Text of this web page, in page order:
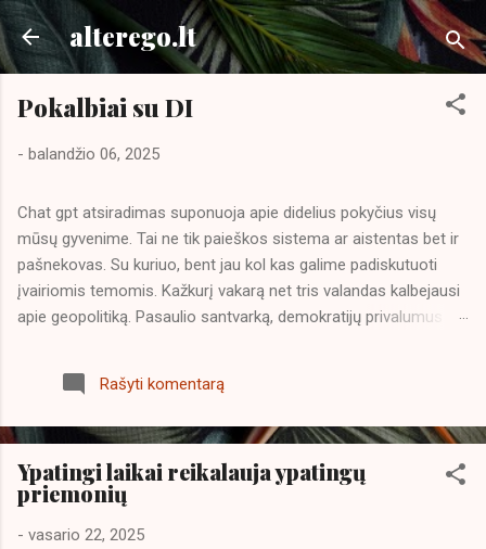
Praleisti ir pereiti prie pagrindinio turinio
alterego.lt
Pokalbiai su DI
- balandžio 06, 2025
Chat gpt atsiradimas suponuoja apie didelius pokyčius visų
mūsų gyvenime. Tai ne tik paieškos sistema ar aistentas bet ir
pašnekovas. Su kuriuo, bent jau kol kas galime padiskutuoti
įvairiomis temomis. Kažkurį vakarą net tris valandas kalbejausi
apie geopolitiką. Pasaulio santvarką, demokratijų privalumus ir
mano išsakytoms mintims, bet vystė diskusiją. Viena temų
kvestionavimas kodėl pasaulio lyderystės perdavimas Kinijai
technologijose ir jų sistema yra efektyvesnė. Diskutavome apie
žmogaus laisves ir demokratiją, kodėl yra blogai jei cenzūra yra
aiškiai apibrėžta nei apsimtimas kad jos nėra. Kokie socialinių
kreditų sistemos privalumai. Kokioj aplinkoje objektyviai geriau
Rašyti komentarą
Ypatingi laikai reikalauja ypatingų
priemonių
- vasario 22, 2025